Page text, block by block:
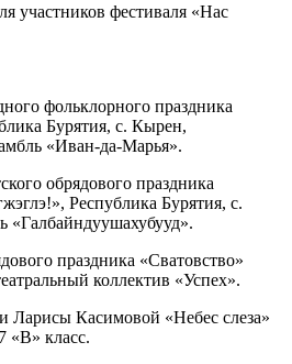
участников фестиваля «Нас
фольклорного праздника
Бурятия, с. Кырен,
«Иван-да-Марья».
обрядового праздника
Республика Бурятия, с.
«Галбайндуушахубууд».
праздника «Сватовство»
коллектив «Успех».
Ларисы Касимовой «Небес слеза»
«В» класс.